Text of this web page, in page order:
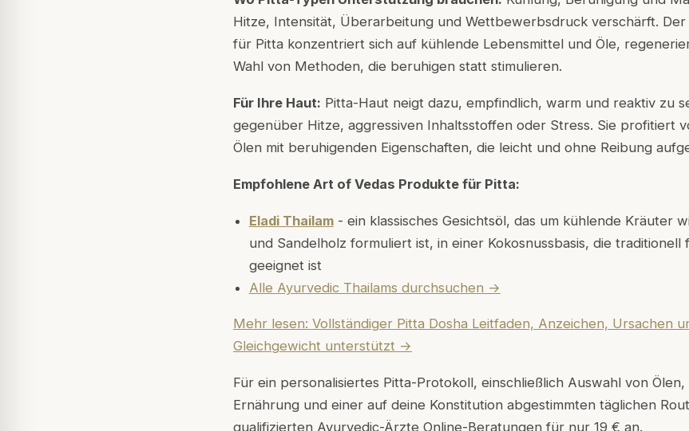
Hitze, Intensität, Überarbeitung und Wettbewerbsdruck verschärft. Der
für Pitta konzentriert sich auf kühlende Lebensmittel und Öle,
Wahl von Methoden, die beruhigen statt stimulieren.
Für Ihre Haut: Pitta-Haut neigt dazu, empfindlich, warm und reaktiv zu
gegenüber Hitze, aggressiven Inhaltsstoffen oder Stress. Sie profitiert
Ölen mit beruhigenden Eigenschaften, die leicht und ohne Reibung
Empfohlene Art of Vedas Produkte für Pitta:
Eladi Thailam- ein klassisches Gesichtsöl, das um kühlende Kräuter
und Sandelholz formuliert ist, in einer Kokosnussbasis, die
geeignet ist
Alle Ayurvedic Thailams durchsuchen →
Mehr lesen: Vollständiger Pitta Dosha Leitfaden, Anzeichen, Ursachen
Gleichgewicht unterstützt →
Für ein personalisiertes Pitta-Protokoll, einschließlich Auswahl von
Ernährung und einer auf deine Konstitution abgestimmten täglichen
qualifizierten Ayurvedic-Ärzte Online-Beratungen für nur 19 € an.